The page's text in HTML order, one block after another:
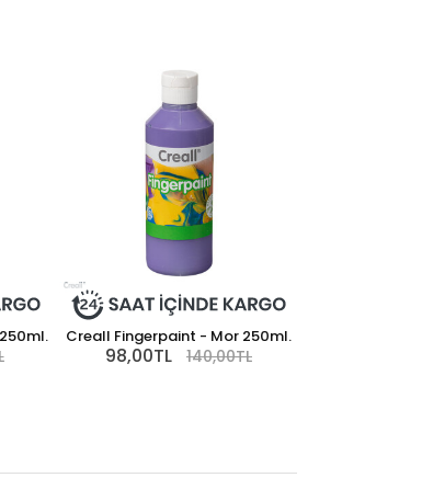
Creall Fingerpaint - Mor 250ml.
98,00TL 140,00TL